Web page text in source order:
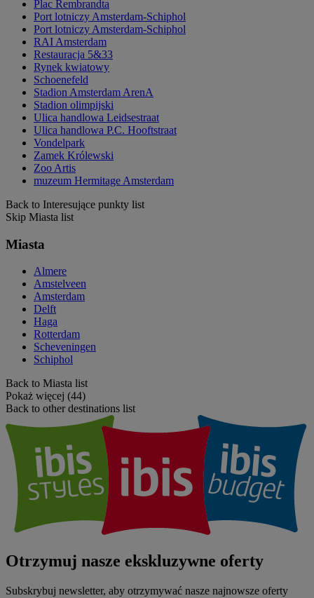
Plac Rembrandta
Port lotniczy Amsterdam-Schiphol
Port lotniczy Amsterdam-Schiphol
RAI Amsterdam
Restauracja 5&33
Rynek kwiatowy
Schoenefeld
Stadion Amsterdam ArenA
Stadion olimpijski
Ulica handlowa Leidsestraat
Ulica handlowa P.C. Hooftstraat
Vondelpark
Zamek Królewski
Zoo Artis
muzeum Hermitage Amsterdam
Back to Interesujące punkty list
Skip Miasta list
Miasta
Almere
Amstelveen
Amsterdam
Delft
Haga
Rotterdam
Scheveningen
Schiphol
Back to Miasta list
Pokaż więcej (44)
Back to other destinations list
Otrzymuj nasze ekskluzywne oferty
Subskrybuj newsletter, aby otrzymywać nasze najnowsze oferty